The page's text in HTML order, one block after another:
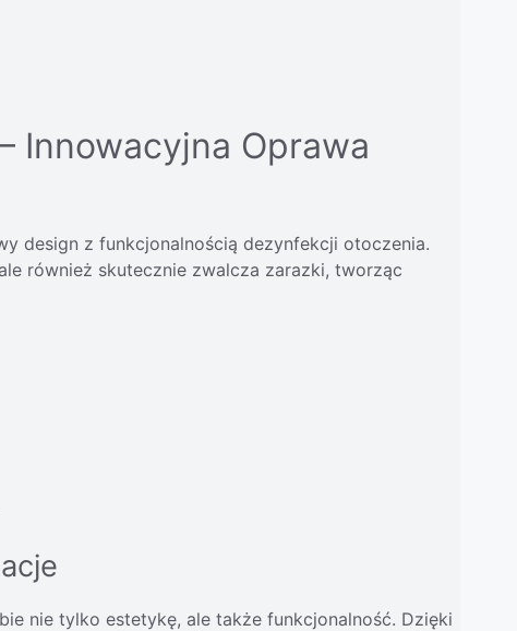
Oprawa
design z funkcjonalnością dezynfekcji otoczenia.
również skutecznie zwalcza zarazki, tworząc
nie tylko estetykę, ale także funkcjonalność. Dzięki